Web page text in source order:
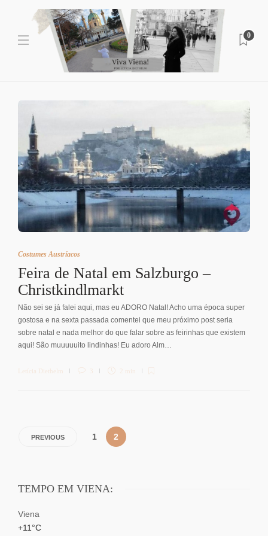
0
Costumes Austríacos
Feira de Natal em Salzburgo –
Christkindlmarkt
Não sei se já falei aqui, mas eu ADORO Natal! Acho uma época super
gostosa e na sexta passada comentei que meu próximo post seria
sobre natal e nada melhor do que falar sobre as feirinhas que existem
aqui! São muuuuuito lindinhas! Eu adoro Alm…
Letícia Diethelm 3 2 min
PREVIOUS 1 2
TEMPO EM VIENA:
Viena
+11°C